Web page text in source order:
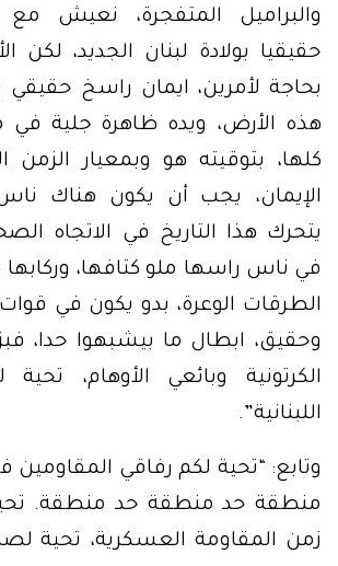
والبراميل المتفجرة، نعيش مع
حقيقيا بولادة لبنان الجديد، لكن
بحاجة لأمرين، ايمان راسخ حقيقي
هذه الأرض، ويده ظاهرة جلية في
كلها، بتوقيته هو وبمعيار الزمن
الإيمان، يجب أن يكون هناك
يتحرك هذا التاريخ في الاتجاه
في ناس راسها ملو كتافها، وركابها
الطرقات الوعرة، بدو يكون في
وحقيق، ابطال ما بيشبهوا حدا،
الكرتونية وبائعي الأوهام، تحية
اللبنانية”.
وتابع: “تحية لكم رفاقي المقاومين
منطقة حد منطقة حد منطقة.
زمن المقاومة العسكرية، تحية